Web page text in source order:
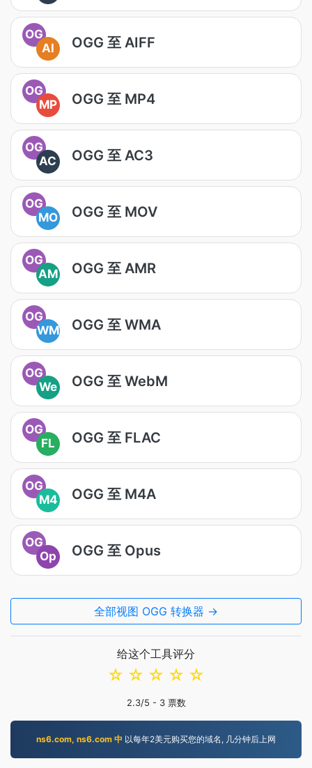
OG
AI
OGG 至 AIFF
OG
MP
OGG 至 MP4
OG
AC
OGG 至 AC3
OG
MO
OGG 至 MOV
OG
AM
OGG 至 AMR
OG
WM
OGG 至 WMA
OG
We
OGG 至 WebM
OG
FL
OGG 至 FLAC
OG
M4
OGG 至 M4A
OG
Op
OGG 至 Opus
全部视图 OGG 转换器 →
给这个工具评分
☆
☆
☆
☆
☆
2.3/5 - 3票数
ns6.com, ns6.com 中 以每年2美元购买您的域名, 几分钟后上网